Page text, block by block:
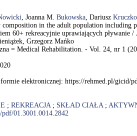
, Joanna M. Bukowska, Dariusz
in the adult population including
60+ rekreacyjnie uprawiających pływanie
Grzegorz Mańko
= Medical Rehabilitation. - Vol. 24, nr 1
elektronicznej: https://rehmed.pl/gicid/
; REKREACJA; SKŁAD CIAŁA;
01.3001.0014.2842